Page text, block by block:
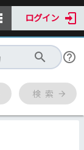
ログイン
検 索